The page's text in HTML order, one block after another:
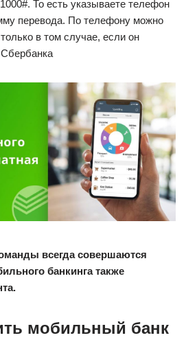
То есть указываете телефон
перевода. По телефону можно
в том случае, если он
Сбербанка
всегда совершаются
банкинга также
мобильный банк